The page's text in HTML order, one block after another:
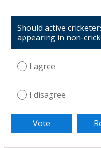
Should active
appearing in non-
I agree
I disagree